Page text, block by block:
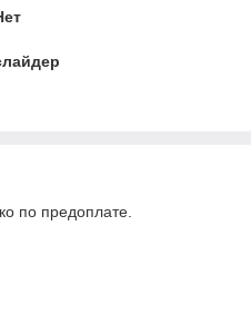
по предоплате.